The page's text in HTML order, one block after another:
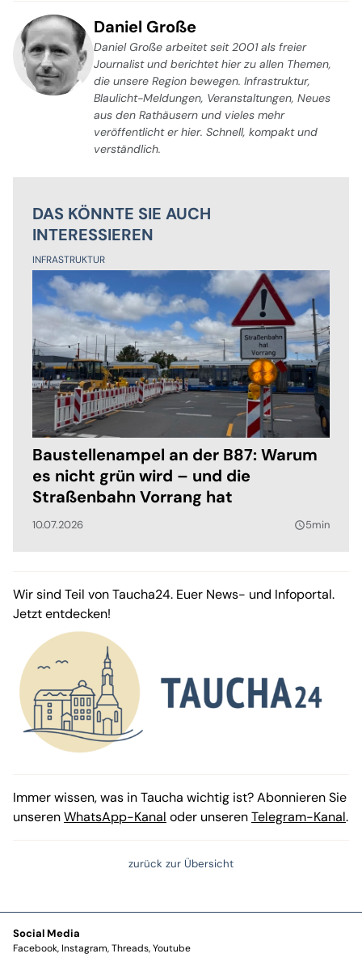
Daniel Große
Daniel Große arbeitet seit 2001 als freier
Journalist und berichtet hier zu allen Themen,
die unsere Region bewegen. Infrastruktur,
Blaulicht-Meldungen, Veranstaltungen, Neues
aus den Rathäusern und vieles mehr
veröffentlicht er hier. Schnell, kompakt und
verständlich.
DAS KÖNNTE SIE AUCH
INTERESSIEREN
INFRASTRUKTUR
Baustellenampel an der B87: Warum
es nicht grün wird – und die
Straßenbahn Vorrang hat
10.07.2026 query_builder5min
Wir sind Teil von Taucha24. Euer News- und Infoportal.
Jetzt entdecken!
Immer wissen, was in Taucha wichtig ist? Abonnieren Sie
unserenWhatsApp-Kanal oder unserenTelegram-Kanal.
zurück zur Übersicht
Social Media
Facebook Instagram Threads Youtube